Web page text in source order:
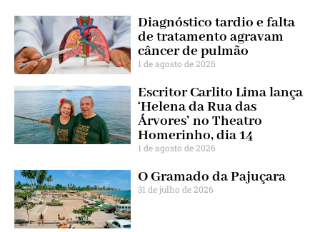
Diagnóstico tardio e falta
de tratamento agravam
câncer de pulmão
1 de agosto de 2026
Escritor Carlito Lima lança
‘Helena da Rua das
Árvores’ no Theatro
Homerinho, dia 14
1 de agosto de 2026
O Gramado da Pajuçara
31 de julho de 2026